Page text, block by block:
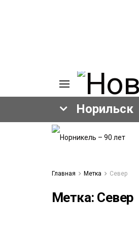
Норильск
Главная Метка Север
Метка: Север